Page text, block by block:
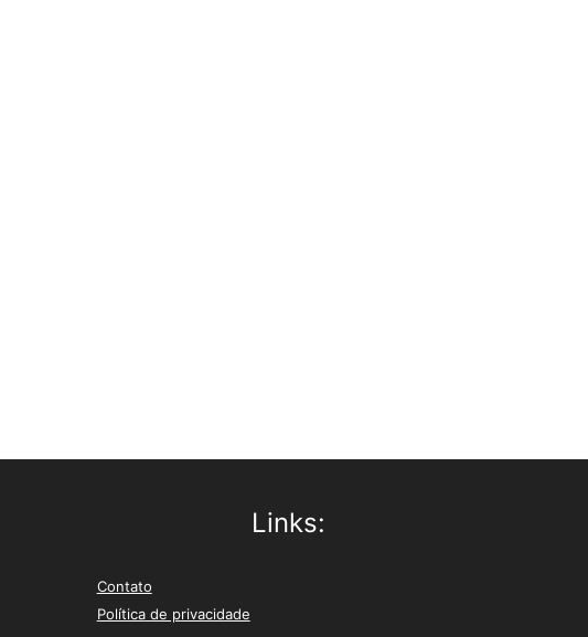
Links:
Contato
Política de privacidade